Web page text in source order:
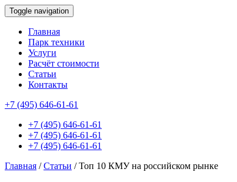
Toggle navigation
Главная
Парк техники
Услуги
Расчёт стоимости
Статьи
Контакты
id this page is: 1723
+7 (495) 646-61-61
+7 (495) 646-61-61
+7 (495) 646-61-61
+7 (495) 646-61-61
Главная /Статьи /Топ 10 КМУ на российском рынке